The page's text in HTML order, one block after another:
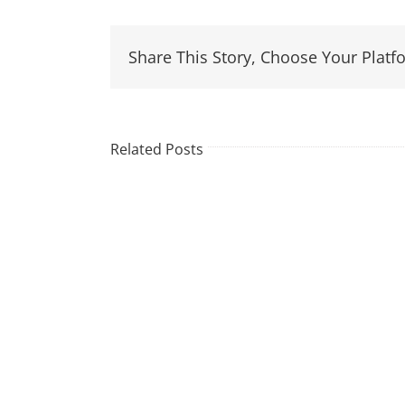
Share This Story, Choose Your
Related Posts